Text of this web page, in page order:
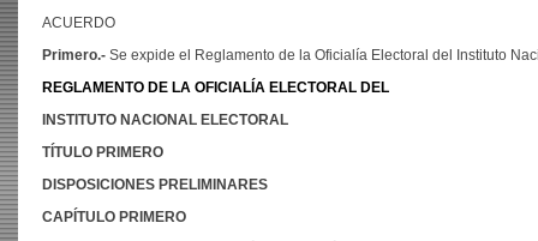
ACUERDO
Primero.- Se expide el Reglamento de la Oficialía Electoral del Instituto
REGLAMENTO DE LA OFICIALÍA ELECTORAL DEL
INSTITUTO NACIONAL ELECTORAL
TÍTULO PRIMERO
DISPOSICIONES PRELIMINARES
CAPÍTULO PRIMERO